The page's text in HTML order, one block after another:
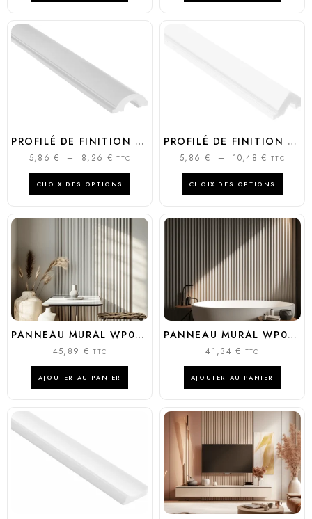
PROFILÉ DE FINITION DUNA DROIT – GAUCHE
5,86€ – 8,26 € TTC
CHOIX DES OPTIONS
PROFILÉ DE FINITION VIVID DROIT – GAUCHE
5,86 € – 10,48€ TTC
CHOIX DES OPTIONS
PANNEAU MURAL WP003P VIVID
45,89 € TTC
AJOUTER AU PANIER
PANNEAU MURAL WP003T VIVID
41,34€ TTC
AJOUTER AU PANIER